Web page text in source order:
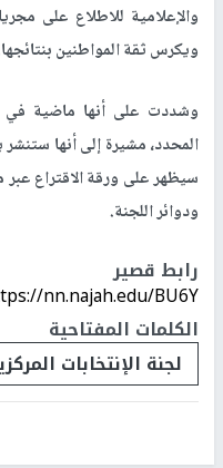
والإعلامية للاطلاع على
ويكرس ثقة المواطنين بنتائجها
وشددت على أنها ماضية في
سيظهر على ورقة الاقتراع عبر
ودوائر اللجنة.
رابط قصير
nn.najah.edu/BU6Y/
الكلمات المفتاحية
لجنة الإنتخابات